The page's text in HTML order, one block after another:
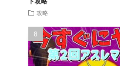
攻略